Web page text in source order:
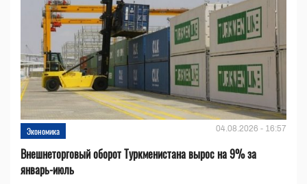
Экономика 04.08.2026 - 16:57
Внешнеторговый оборот Туркменистана вырос на 9% за
январь-июль